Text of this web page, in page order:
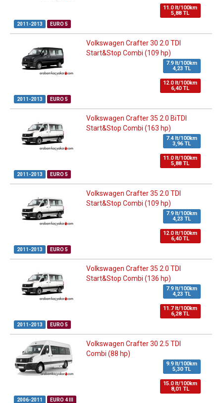
11.0 lt/100km
5,88 TL
2011-2013 EURO 5
Volkswagen Crafter 30 2.0 TDI
Start&Stop Combi (109 hp)
7.9 lt/100km
4,23 TL
12.0 lt/100km
6,40 TL
2011-2013 EURO 5
Volkswagen Crafter 35 2.0 BiTDI
Start&Stop Combi (163 hp)
7.4 lt/100km
3,96 TL
11.0 lt/100km
5,88 TL
2011-2013 EURO 5
Volkswagen Crafter 35 2.0 TDI
Start&Stop Combi (109 hp)
7.9 lt/100km
4,23 TL
12.0 lt/100km
6,40 TL
2011-2013 EURO 5
Volkswagen Crafter 35 2.0 TDI
Start&Stop Combi (136 hp)
7.9 lt/100km
4,23 TL
11.7 lt/100km
6,28 TL
2011-2013 EURO 5
Volkswagen Crafter 30 2.5 TDI
Combi (88 hp)
9.9 lt/100km
5,30 TL
15.0 lt/100km
8,01 TL
2006-2011 EURO 4 III